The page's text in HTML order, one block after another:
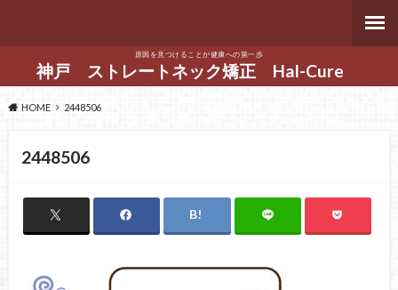
原因を見つけることが健康への第一歩
神戸 ストレートネック矯正 Hal-Cure
HOME 2448506
2448506